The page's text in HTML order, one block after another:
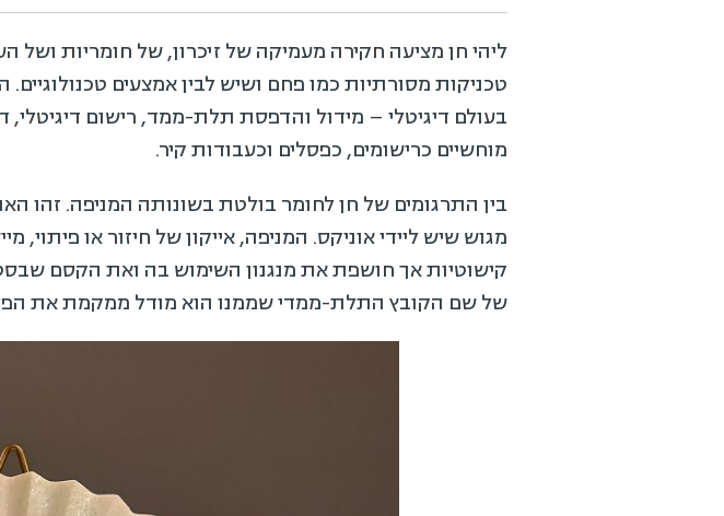
ליהי חן מציעה חקירה מעמיקה של זיכרון, של חומריות ושל
טכניקות מסורתיות כמו פחם ושיש לבין אמצעים
בעולם דיגיטלי – מידול והדפסת תלת-ממד, רישום דיגיטלי,
מוחשיים כרישומים, כפסלים וכעבודות קיר.
בין התרגומים של חן לחומר בולטת בשונותה המניפה. זהו
מגוש שיש ליידי אוניקס. המניפה, אייקון של חיזור או
קישוטיות אך חושפת את מנגנון השימוש בה ואת הקסם
של שם הקובץ התלת-ממדי שממנו הוא מודל ממקמת את